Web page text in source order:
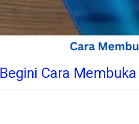
Begini Cara